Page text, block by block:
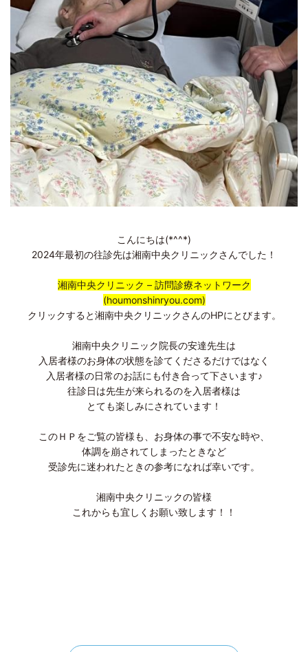
こんにちは(*^^*)
2024年最初の往診先は湘南中央クリニックさんでした！
湘南中央クリニック – 訪問診療ネットワーク
(houmonshinryou.com)
クリックすると湘南中央クリニックさんのHPにとびます。
湘南中央クリニック院長の安達先生は
入居者様のお身体の状態を診てくださるだけではなく
入居者様の日常のお話にも付き合って下さいます♪
往診日は先生が来られるのを入居者様は
とても楽しみにされています！
このＨＰをご覧の皆様も、お身体の事で不安な時や、
体調を崩されてしまったときなど
受診先に迷われたときの参考になれば幸いです。
湘南中央クリニックの皆様
これからも宜しくお願い致します！！